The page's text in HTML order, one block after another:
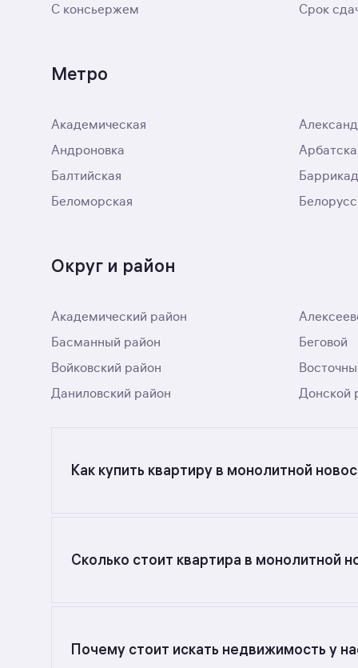
С консьержем
Срок
Метро
Академическая
Андроновка
Балтийская
Беломорская
Округ и район
Академический район
Басманный район
Беговой
Войковский район
Даниловский район
Донской
Как купить квартиру в монолитной
Сколько стоит квартира в монолитной
Почему стоит искать недвижимость у